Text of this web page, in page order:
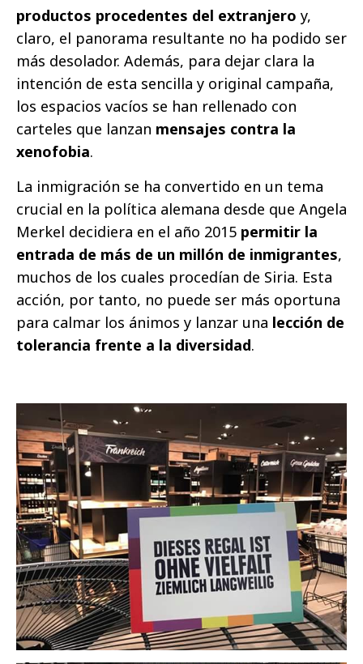
productos procedentes del extranjero y,
claro, el panorama resultante no ha podido ser
más desolador. Además, para dejar clara la
intención de esta sencilla y original campaña,
los espacios vacíos se han rellenado con
carteles que lanzan mensajes contra la
xenofobia.
La inmigración se ha convertido en un tema
crucial en la política alemana desde que Angela
Merkel decidiera en el año 2015 permitir la
entrada de más de un millón de inmigrantes,
muchos de los cuales procedían de Siria. Esta
acción, por tanto, no puede ser más oportuna
para calmar los ánimos y lanzar una lección de
tolerancia frente a la diversidad.